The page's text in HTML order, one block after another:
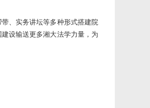
、实务讲坛等多种形式搭建院
设输送更多湘大法学力量，为